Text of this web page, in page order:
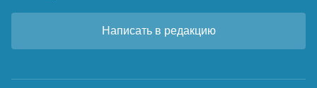
Написать в редакцию